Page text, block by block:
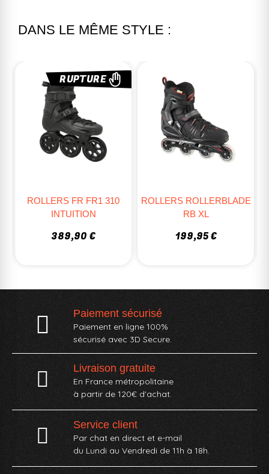
DANS LE MÊME STYLE :
RUPTURE
ROLLERS FR FR1 310
INTUITION
389,90 €
ROLLERS ROLLERBLADE
RB XL
199,95 €
Paiement sécurisé
Paiement en ligne 100%
sécurisé avec 3D Secure.
Livraison gratuite
En France métropolitaine
à partir de 120€ d'achat.
Service client
Par chat en direct et e-mail
du Lundi au Vendredi de 11h à 18h.